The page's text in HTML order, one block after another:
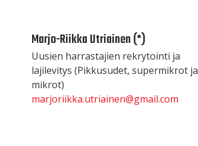
Marjo-Riikka Utriainen (*)
Uusien harrastajien rekrytointi ja
lajilevitys (Pikkusudet, supermikrot ja
mikrot)
marjoriikka.utriainen@gmail.com